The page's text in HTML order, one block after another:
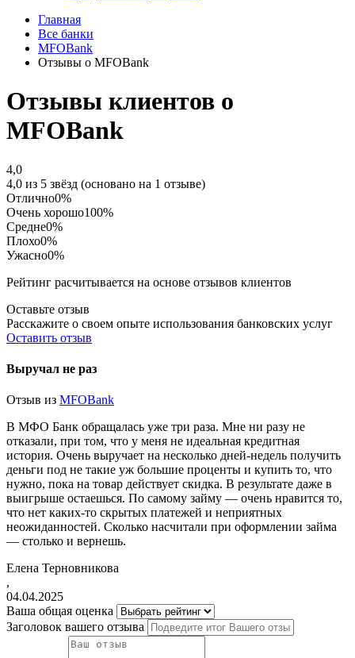
Главная
Все банки
MFOBank
Отзывы о MFOBank
Отзывы клиентов о
MFOBank
4,0
4,0 из 5 звёзд (основано на 1 отзыве)
Отлично0%
Очень хорошо100%
Средне0%
Плохо0%
Ужасно0%
Рейтинг расчитывается на основе отзывов клиентов
Оставьте отзыв
Расскажите о своем опыте использования банковских услуг
Оставить отзыв
Выручал не раз
Отзыв из MFOBank
В МФО Банк обращалась уже три раза. Мне ни разу не
отказали, при том, что у меня не идеальная кредитная
история. Очень выручает на несколько дней-недель получить
деньги под не такие уж большие проценты и купить то, что
нужно, пока на товар действует скидка. В результате даже в
выигрыше остаешься. По самому займу — очень нравится то,
что нет каких-то скрытых платежей и неприятных
неожиданностей. Сколько насчитали при оформлении займа
— столько и вернешь.
Елена Терновникова
,
04.04.2025
Ваша общая оценка
Заголовок вашего отзыва